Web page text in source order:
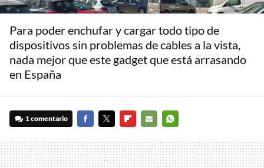
Para poder enchufar y cargar todo tipo de
dispositivos sin problemas de cables a la vista,
nada mejor que este gadget que está arrasando
en España
1 comentario
MAIL